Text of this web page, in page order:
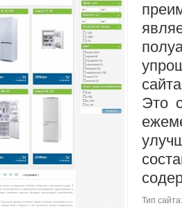
Это
Тип сайта: